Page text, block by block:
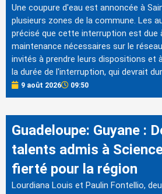
Une coupure d'eau est annoncée à
plusieurs zones de la commune. Les
précisé que cette interruption est due
maintenance nécessaires sur le
invités à prendre leurs dispositions et
la durée de l'interruption, qui devrait
9 août 2026 09:50
Guadeloupe: Guyane :
talents admis à
fierté pour la région
Lourdiana Louis et Paulin Fontellio,